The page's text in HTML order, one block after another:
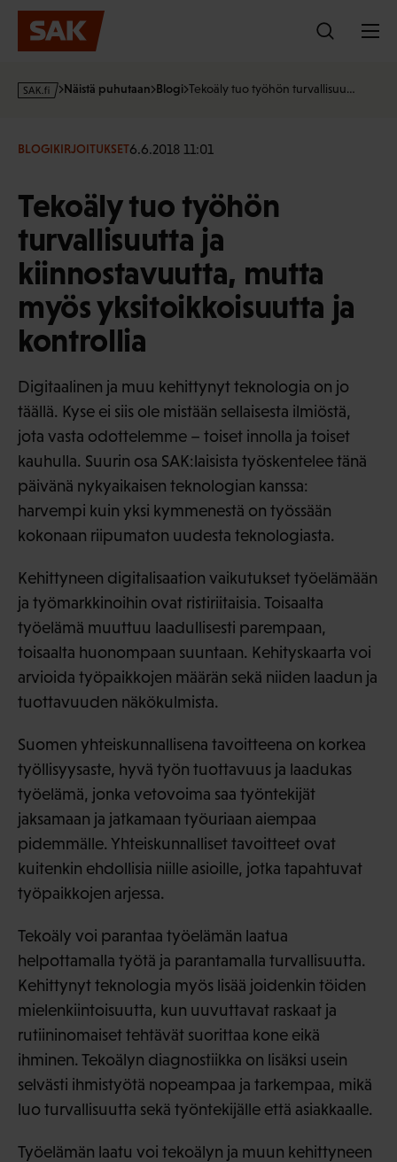
Hyppää
sisältöön
s
·
Näistä puhutaan Blogi Tekoäly tuo työhön turvallisuu…
BLOGIKIRJOITUKSET6.6.2018 11:01
Tekoäly tuo työhön
turvallisuutta ja
kiinnostavuutta, mutta
myös yksitoikkoisuutta ja
kontrollia
Digitaalinen ja muu kehittynyt teknologia on jo
täällä. Kyse ei siis ole mistään sellaisesta ilmiöstä,
jota vasta odottelemme – toiset innolla ja toiset
kauhulla. Suurin osa SAK:laisista työskentelee tänä
päivänä nykyaikaisen teknologian kanssa:
harvempi kuin yksi kymmenestä on työssään
kokonaan riipumaton uudesta teknologiasta.
Kehittyneen digitalisaation vaikutukset työelämään
ja työmarkkinoihin ovat ristiriitaisia. Toisaalta
työelämä muuttuu laadullisesti parempaan,
toisaalta huonompaan suuntaan. Kehityskaarta voi
arvioida työpaikkojen määrän sekä niiden laadun ja
tuottavuuden näkökulmista.
Suomen yhteiskunnallisena tavoitteena on korkea
työllisyysaste, hyvä työn tuottavuus ja laadukas
työelämä, jonka vetovoima saa työntekijät
jaksamaan ja jatkamaan työuriaan aiempaa
pidemmälle. Yhteiskunnalliset tavoitteet ovat
kuitenkin ehdollisia niille asioille, jotka tapahtuvat
työpaikkojen arjessa.
Tekoäly voi parantaa työelämän laatua
helpottamalla työtä ja parantamalla turvallisuutta.
Kehittynyt teknologia myös lisää joidenkin töiden
mielenkiintoisuutta, kun uuvuttavat raskaat ja
rutiininomaiset tehtävät suorittaa kone eikä
ihminen. Tekoälyn diagnostiikka on lisäksi usein
selvästi ihmistyötä nopeampaa ja tarkempaa, mikä
luo turvallisuutta sekä työntekijälle että asiakkaalle.
Työelämän laatu voi tekoälyn ja muun kehittyneen